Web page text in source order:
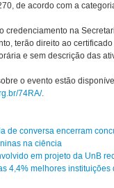
de acordo com a
credenciamento na
terão direito ao
e sem descrição das
o evento estão
74RA/.
de conversa encerram
na ciência
em projeto da UnB
4,4% melhores